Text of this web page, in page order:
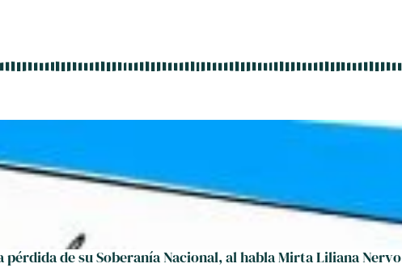
de su Soberanía Nacional, al habla Mirta Liliana Nervo